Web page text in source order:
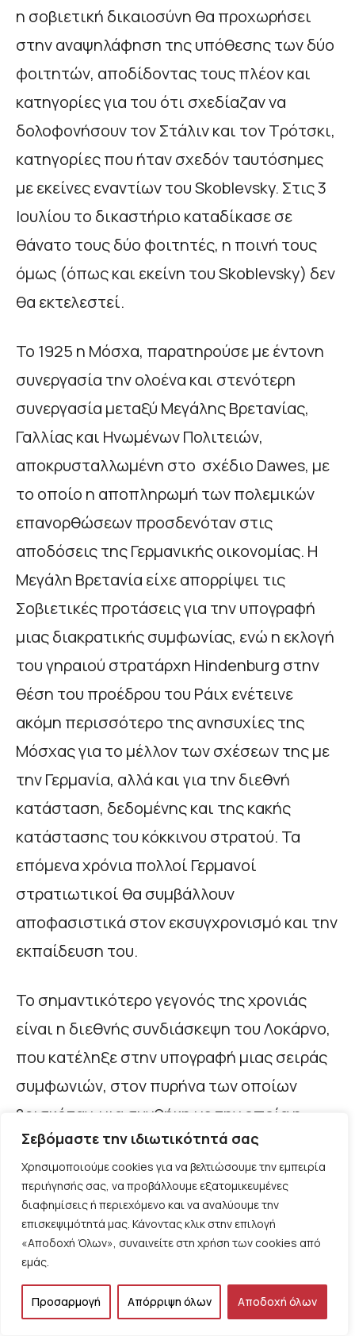
Σεβόμαστε την ιδιωτικότητά σας
Χρησιμοποιούμε cookies για να βελτιώσουμε την εμπειρία
περιήγησής σας, να προβάλλουμε εξατομικευμένες
διαφημίσεις ή περιεχόμενο και να αναλύουμε την
επισκεψιμότητά μας. Κάνοντας κλικ στην επιλογή
«Αποδοχή Όλων», συναινείτε στη χρήση των cookies από
εμάς.
Προσαρμογή Απόρριψη όλων Αποδοχή όλων
η σοβιετική δικαιοσύνη θα προχωρήσει
στην αναψηλάφηση της υπόθεσης των δύο
φοιτητών, αποδίδοντας τους πλέον και
κατηγορίες για του ότι σχεδίαζαν να
δολοφονήσουν τον Στάλιν και τον Τρότσκι,
κατηγορίες που ήταν σχεδόν ταυτόσημες
με εκείνες εναντίων του Skoblevsky. Στις 3
Ιουλίου το δικαστήριο καταδίκασε σε
θάνατο τους δύο φοιτητές, η ποινή τους
όμως (όπως και εκείνη του Skoblevsky) δεν
θα εκτελεστεί.
Το 1925 η Μόσχα, παρατηρούσε με έντονη
συνεργασία την ολοένα και στενότερη
συνεργασία μεταξύ Μεγάλης Βρετανίας,
Γαλλίας και Ηνωμένων Πολιτειών,
αποκρυσταλλωμένη στο σχέδιο Dawes, με
το οποίο η αποπληρωμή των πολεμικών
επανορθώσεων προσδενόταν στις
αποδόσεις της Γερμανικής οικονομίας. Η
Μεγάλη Βρετανία είχε απορρίψει τις
Σοβιετικές προτάσεις για την υπογραφή
μιας διακρατικής συμφωνίας, ενώ η εκλογή
του γηραιού στρατάρχη Ηindenburg στην
θέση του προέδρου του Ράιχ ενέτεινε
ακόμη περισσότερο της ανησυχίες της
Μόσχας για το μέλλον των σχέσεων της με
την Γερμανία, αλλά και για την διεθνή
κατάσταση, δεδομένης και της κακής
κατάστασης του κόκκινου στρατού. Τα
επόμενα χρόνια πολλοί Γερμανοί
στρατιωτικοί θα συμβάλλουν
αποφασιστικά στον εκσυγχρονισμό και την
εκπαίδευση του.
Το σημαντικότερο γεγονός της χρονιάς
είναι η διεθνής συνδιάσκεψη του Λοκάρνο,
που κατέληξε στην υπογραφή μιας σειράς
συμφωνιών, στον πυρήνα των οποίων
βρισκόταν μια συνθήκη με την οποία η
Γερμανία από την μια και η Γαλλία και το
Βέλγιο από την άλλη δεσμεύονταν να μην
καταφύγουν στην βία για αλλαγή των
συνόρων τους. Η Γερμανία αναγνώριζε ότι η
κοιλάδα του Ρήνου αποτελούσε
αποστρατικοποιημένη ζώνη, ενώ στην
ανατολική Ευρώπη αφηνόταν ανοιχτό το